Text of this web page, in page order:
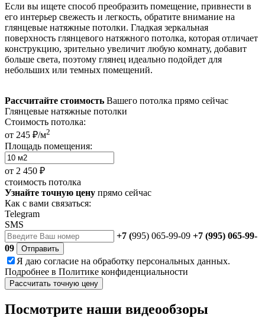
Если вы ищете способ преобразить помещение, привнести в
его интерьер свежесть и легкость, обратите внимание на
глянцевые натяжные потолки. Гладкая зеркальная
поверхность глянцевого натяжного потолка, которая отличает
конструкцию, зрительно увеличит любую комнату, добавит
больше света, поэтому глянец идеально подойдет для
небольших или темных помещений.
Рассчитайте стоимость Вашего потолка прямо сейчас
Глянцевые натяжные потолки
Стоимость потолка:
от 245 ₽/м2
Площадь помещения:
от 2 450 ₽
стоимость потолка
Узнайте точную цену прямо сейчас
Как с вами связаться:
Telegram
SMS
+7 (995) 065-99-09 +7 (995) 065-99-
09
Отправить
Я даю согласие на обработку персональных данных.
Подробнее в Политике конфиденциальности
Рассчитать точную цену
Посмотрите наши видеообзоры